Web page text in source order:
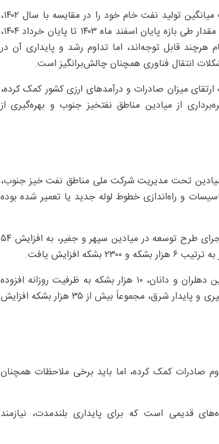
بر مبنای گزارش‌های آماری رسمی، شرکت ملی نفت ایران توانست میانگین تولید نفت خام خود را در مقایسه با سال ۱۴۰۲،
حدود ۲۴۷ هزار بشکه افزایش دهد. براساس داده‌های موجود، این مقدار طی بازه پایان اسفند ماه ۱۴۰۳ تا پایان خرداد ۱۴۰۴،
ارقام هرچند قابل توجه‌اند، اما تداوم رشد و پایداری آن در
انتقال فناوری همچنان چالش‌برانگیز است.
میزان صادرات و درآمدهای ارزی کشور کمک کرده،
از میادین مناطق نفتخیز جنوب و بهره‌گیری از
تحت مدیریت شرکت ملی مناطق نفت خیز جنوب،
و راه‌اندازی خطوط لوله جدید یا تعمیر شده بوده
در حوزه میادین مشترک و غرب کارون، شرکت ملی نفت ایران با اجرای طرح توسعه در میادین سپهر و جفیر، به افزایش ۵۴
افزایش یافت.
همچنین با بهره‌برداری مجدد یا افزایش ظرفیت در چاه‌های میادین دهلران و دانان، ۱۰ هزار بشکه به ظرفیت روزانه افزوده
شده و تولید سایر میادین مانند آبان، پایدار غرب، چشمه‌خوش، دالپری و پایدار شرق، مجموعاً بیش از ۳۵ هزار بشکه افزایش
صادرات کمک کرده، اما باید برخی ملاحظات همچنان
قدیمی است که برای پایداری بلندمدت، نیازمند